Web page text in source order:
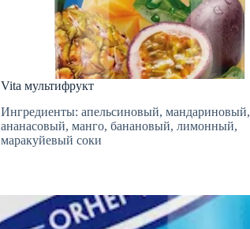
Vita мультифрукт
Ингредиенты: апельсиновый, мандариновый,
ананасовый, манго, банановый, лимонный,
маракуйевый соки